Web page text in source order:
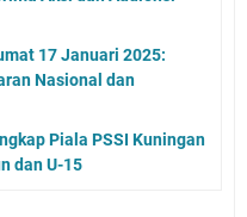
17 Januari 2025:
Nasional dan
Piala PSSI Kuningan
dan U-15